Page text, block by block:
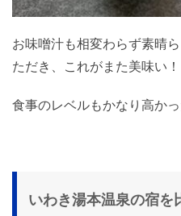
お味噌汁も相変わらず素晴
ただき、これがまた美味い！
食事のレベルもかなり高かっ
いわき湯本温泉の宿を